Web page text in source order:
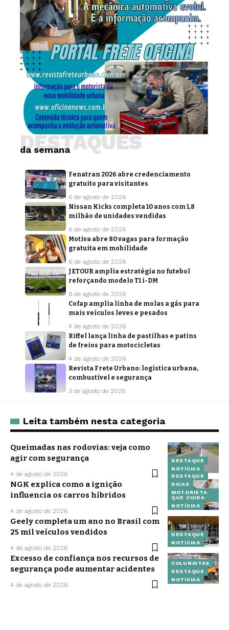
da semana
DESTAQUES
Fenatran 2026 abre credenciamento
gratuito para visitantes
6 de agosto de 2026
Nissan Kicks completa 10 anos com 1,8
milhão de unidades vendidas
6 de agosto de 2026
Motiva abre 80 vagas para formação
gratuita em mobilidade
6 de agosto de 2026
JETOUR amplia estratégia no futebol
reforçando modelo T1 i-DM
6 de agosto de 2026
Cofap amplia linha de molas a gás para
mais veículos leves e pesados
4 de agosto de 2026
Riffel lança linha de pastilhas e patins
de freios para motocicletas
4 de agosto de 2026
Revista Frete Urbano: logística urbana,
combustível e segurança
3 de agosto de 2026
Leita também nesta categoria
DESTAQUE
NOTÍCIAS
Queimadas nas rodovias: veja como
agir com segurança
4 de agosto de 2026
DESTAQUE
DICAS
MOTORISTA
QUE CUIDA
NOTÍCIAS
NGK explica como a ignição
influencia os carros híbridos
4 de agosto de 2026
DESTAQUE
NOTÍCIAS
Geely completa um ano no Brasil com
25 mil veículos vendidos
4 de agosto de 2026
COLUNISTAS
DESTAQUE
NOTÍCIAS
Excesso de confiança nos recursos de
segurança pode aumentar acidentes
4 de agosto de 2026